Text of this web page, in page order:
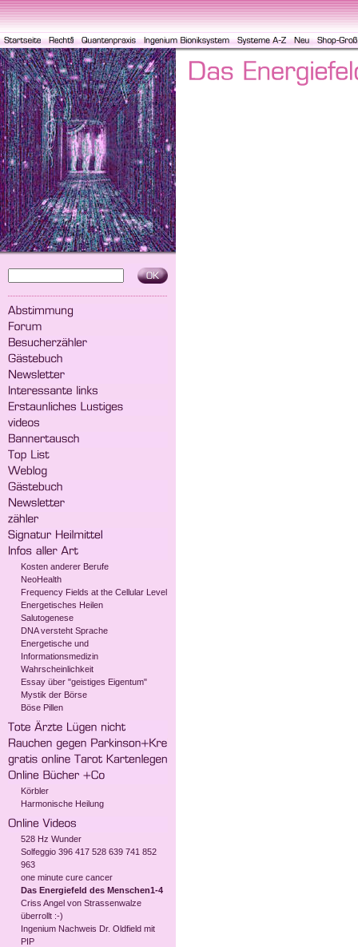
Kosten anderer Berufe
NeoHealth
Frequency Fields at the Cellular Level
Energetisches Heilen
Salutogenese
DNA versteht Sprache
Energetische und
Informationsmedizin
Wahrscheinlichkeit
Essay über "geistiges Eigentum"
Mystik der Börse
Böse Pillen
Körbler
Harmonische Heilung
528 Hz Wunder
Solfeggio 396 417 528 639 741 852
963
one minute cure cancer
Das Energiefeld des Menschen1-4
Criss Angel von Strassenwalze
überrollt :-)
Ingenium Nachweis Dr. Oldfield mit
PIP